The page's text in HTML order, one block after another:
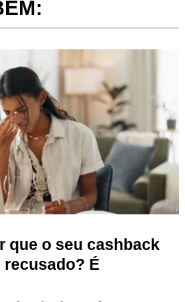
que o seu cashback
É